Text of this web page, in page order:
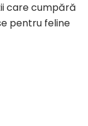
care cumpără
pentru feline